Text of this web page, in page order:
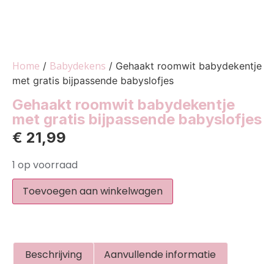
Home / Babydekens / Gehaakt roomwit babydekentje
met gratis bijpassende babyslofjes
Gehaakt roomwit babydekentje
met gratis bijpassende babyslofjes
€ 21,99
1 op voorraad
Toevoegen aan winkelwagen
Beschrijving
Aanvullende informatie